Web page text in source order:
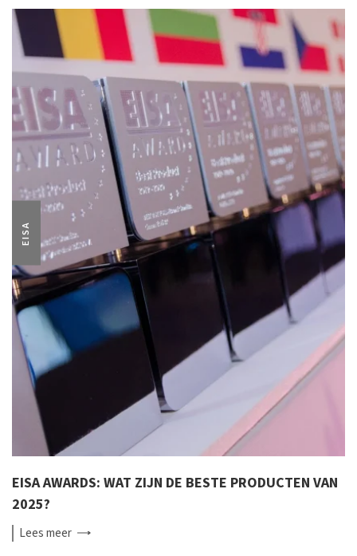
EISA
EISA AWARDS: WAT ZIJN DE BESTE PRODUCTEN VAN
2025?
Leesmeer